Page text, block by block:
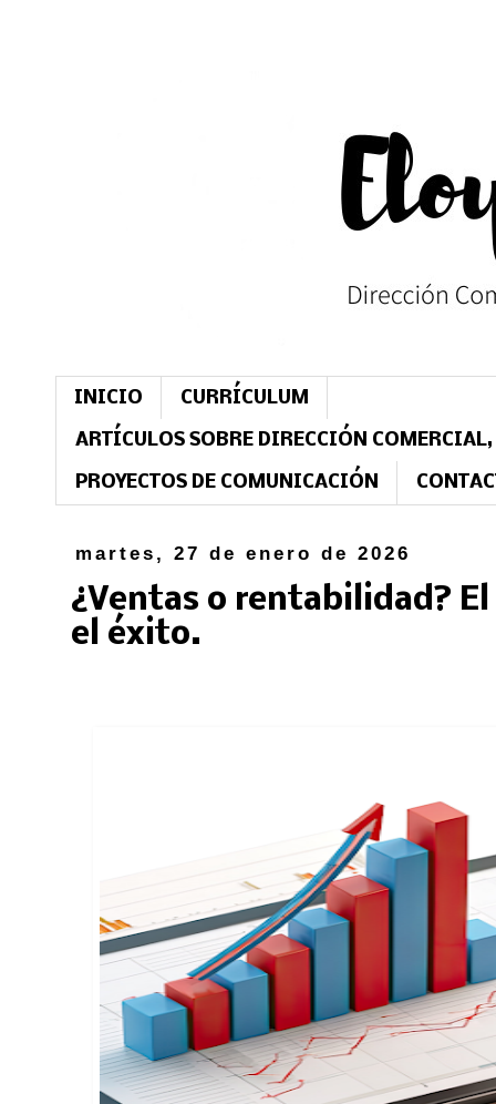
INICIO CURRÍCULUM
ARTÍCULOS SOBRE DIRECCIÓN
PROYECTOS DE COMUNICACIÓN
martes, 27 de enero de 2026
¿Ventas o rentabilidad?
el éxito.